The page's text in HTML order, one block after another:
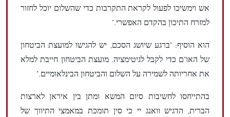
אש וימשיכו לפעול לקראת התקרבות כדי שהשלום יוכל לחזור
למזרח התיכון בהקדם האפשרי."
הוא הוסיף: "ברגע שיושג הסכם, יש להגישו למועצת הביטחון
של האו"ם כדי לקבל לגיטימציה. מועצת הביטחון חייבת למלא
את אחריותה לשמירה על השלום והביטחון הבינלאומיים."
בהתייחסו לחשיבות סיום המשא ומתן בין איראן לארצות
הברית, הדגיש וואנג יי כי סין תומכת במאמצי התיווך של